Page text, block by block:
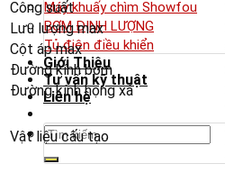
Máy khuấy chìm Showfou
BƠM ĐỊNH LƯỢNG
Tủ điện điều khiển
Giới Thiệu
Tư vấn kỹ thuật
Liên hệ
Tìm
Công suất
Lưu lượng max
Cột áp max
Đường kính bơm
Đường kính họng xả
Vật liệu cấu tạo